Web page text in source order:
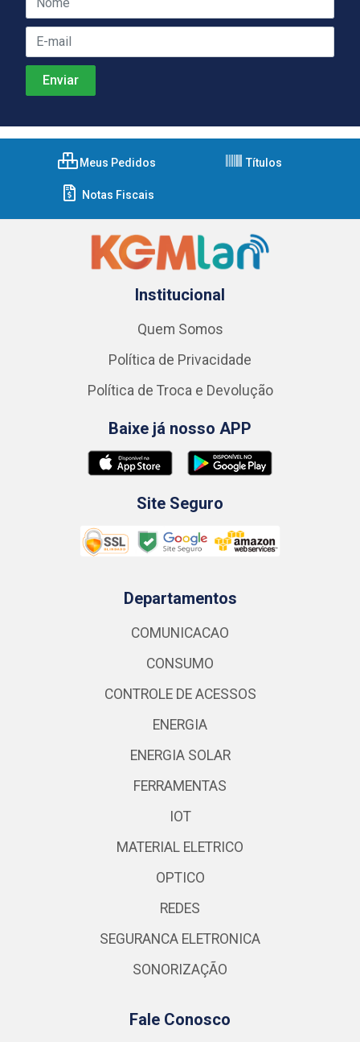
Meus Pedidos Títulos
Notas Fiscais
Institucional
Quem Somos
Política de Privacidade
Política de Troca e Devolução
Baixe já nosso APP
Site Seguro
Departamentos
COMUNICACAO
CONSUMO
CONTROLE DE ACESSOS
ENERGIA
ENERGIA SOLAR
FERRAMENTAS
IOT
MATERIAL ELETRICO
OPTICO
REDES
SEGURANCA ELETRONICA
SONORIZAÇÃO
Fale Conosco